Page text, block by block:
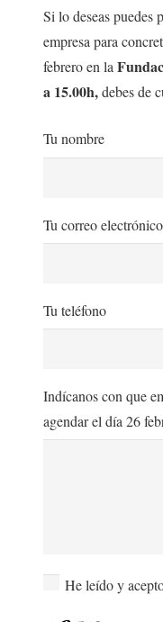
Si lo deseas puedes
empresa para
febrero en la
a 15.00h,debes de
Tu nombre
Tu correo electrónico
Tu teléfono
Indícanos con que
agendar el día 26
He leído y